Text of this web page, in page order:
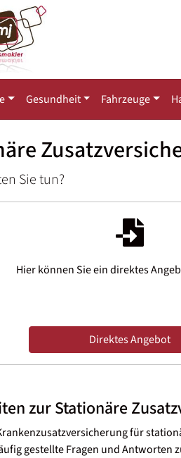
Gesundheit Fahrzeuge
Sie tun?
Hier können Sie ein direktes
Direktes Angebot
zur Stationäre
für
gestellte Fragen und Antworten